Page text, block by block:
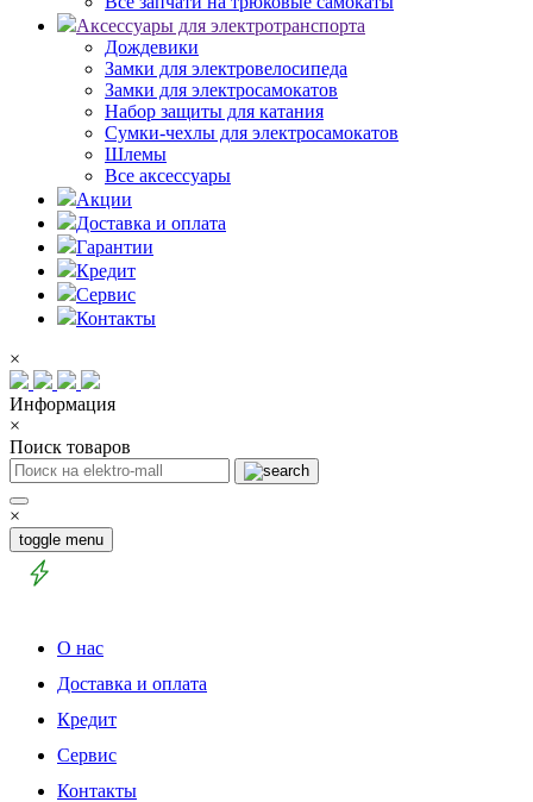
Аксессуары для электротранспорта
Дождевики
Замки для электровелосипеда
Замки для электросамокатов
Набор защиты для катания
Сумки-чехлы для электросамокатов
Шлемы
Все аксессуары
Акции
Доставка и оплата
Гарантии
Кредит
Сервис
Контакты
×
Информация
×
Поиск товаров
×
toggle menu
О нас
Доставка и оплата
Кредит
Сервис
Контакты